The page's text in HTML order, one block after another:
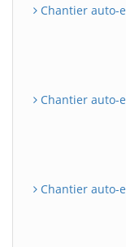
Chantier auto-
Chantier auto-
Chantier auto-